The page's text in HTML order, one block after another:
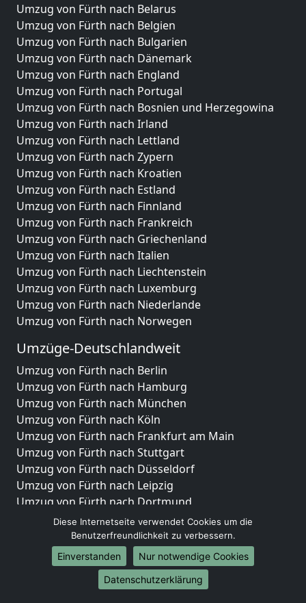
Umzug von Fürth nach Belarus
Umzug von Fürth nach Belgien
Umzug von Fürth nach Bulgarien
Umzug von Fürth nach Dänemark
Umzug von Fürth nach England
Umzug von Fürth nach Portugal
Umzug von Fürth nach Bosnien und Herzegowina
Umzug von Fürth nach Irland
Umzug von Fürth nach Lettland
Umzug von Fürth nach Zypern
Umzug von Fürth nach Kroatien
Umzug von Fürth nach Estland
Umzug von Fürth nach Finnland
Umzug von Fürth nach Frankreich
Umzug von Fürth nach Griechenland
Umzug von Fürth nach Italien
Umzug von Fürth nach Liechtenstein
Umzug von Fürth nach Luxemburg
Umzug von Fürth nach Niederlande
Umzug von Fürth nach Norwegen
Umzüge-Deutschlandweit
Umzug von Fürth nach Berlin
Umzug von Fürth nach Hamburg
Umzug von Fürth nach München
Umzug von Fürth nach Köln
Umzug von Fürth nach Frankfurt am Main
Umzug von Fürth nach Stuttgart
Umzug von Fürth nach Düsseldorf
Umzug von Fürth nach Leipzig
Umzug von Fürth nach Dortmund
Umzug von Fürth nach Essen
Umzug von Fürth nach Bremen
Umzug von Fürth nach Dresden
Umzug von Fürth nach Hannover
Umzug von Fürth nach Nürnberg
Diese Internetseite verwendet Cookies um die
Benutzerfreundlichkeit zu verbessern.
Einverstanden
Nur notwendige Cookies
Datenschutzerklärung